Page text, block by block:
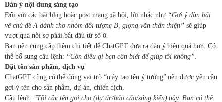
Dàn ý nội dung sáng tạo
Đối với các bài blog hoặc post mạng xã hội, lời nhắc như “Gợi ý dàn bài
về chủ đề A dành cho nhóm đối tượng B, giọng văn thân thiện” sẽ giúp
vượt qua nỗi sợ phải bắt đầu từ số 0.
Bạn nên cung cấp thêm chi tiết để ChatGPT đưa ra dàn ý hiệu quả hơn. Có
thể bổ sung câu lệnh: “Còn điều gì bạn cần biết để giúp tôi không”.
Đặt tên sản phẩm, dịch vụ
ChatGPT cũng có thể đóng vai trò “máy tạo tên ý tưởng” nếu được yêu cầu
gợi ý tên cho sản phẩm, dự án, chiến dịch.
Câu lệnh: "Tôi cần tên gọi cho (dự án/báo cáo/sáng kiến) này. Bạn có thể